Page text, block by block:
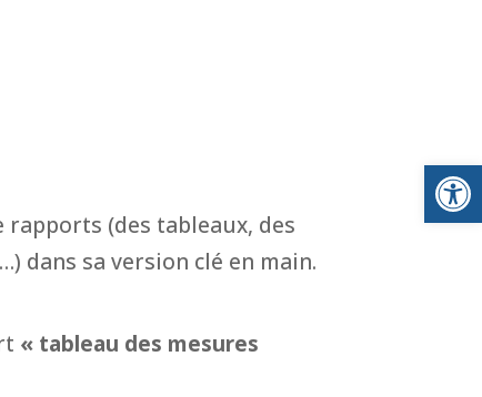
rapports (des tableaux, des
dans sa version clé en main.
« tableau des mesures
Ouvrir